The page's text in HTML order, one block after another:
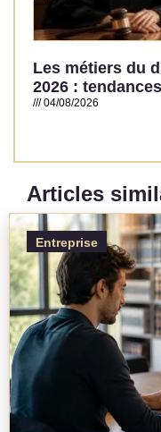
Les métiers du
2026 :
04/08/2026
Articles
Entreprise